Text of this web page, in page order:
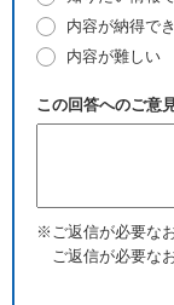
内容が納得で
内容が難しい
この回答へのご意
※ご返信が必要な
ご返信が必要な